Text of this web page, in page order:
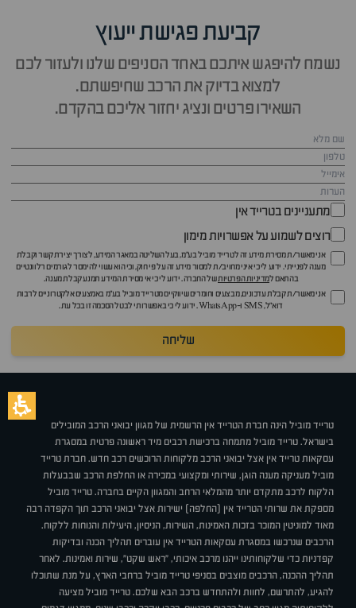
קביעת פגישת ייעוץ
נשמח להיפגש איתכם באחד הסניפים שלנו ולעזור לכם
למצוא בדיוק את הרכב שחיפשתם.
השאירו פרטים ונציג יחזור אליכם בהקדם.
מתעניינים בטרייד אין
רוצים לשמוע על אפשרויות מימון
אני מאשר/ת מסירת מידע זה לטרייד מוביל בע"מ, בעל השליטה במאגר המידע, לצורך יצירת קשר וקבלת
מענה לפנייתי. ידוע לי כי איני מחויב/ת למסור מידע זה על פי חוק, וכי הוא עשוי להימסר לגורמים רלוונטיים
בהתאם למדיניות הפרטיותשל החברה. ידוע לי כי אי מסירת המידע תמנע קבלת מענה.
אני מאשר/ת קבלת עדכונים, מבצעים וחומרים שיווקיים מטרייד מוביל בע"מ באמצעים אלקטרוניים לרבות
דוא״ל, SMS ו-WhatsApp. ידוע לי כי באפשרותי לבטל הסכמה זו בכל עת.
שליחה
טרייד מוביל הינה חברת הטרייד אין הרשמית של מגוון יבואני הרכב המובילים
בישראל. טרייד מוביל מתמחה ברכישת רכבים מיד ראשונה פרטית במסגרת
עסקאות טרייד אין אצל יבואני הרכב מלקוחות הרוכשים רכב חדש. חברת טרייד
מוביל מעניקה מענה הוגן, שירותי ומקצועי במכירה או החלפת הרכב שבבעלות
הלקוח לרכב מתקדם יותר מהמלאי הרחב והמגוון הקיים בחברה. טרייד מוביל
מספקת את שרותי הטרייד אין (החלפה) ישירות אצל יבואני הרכב תוך הקפדה רבה
מאוד למוניטין המוכר בזכות האמינות, השירות, הניסיון, היעילות והנוחות ללקוח.
הרכבים שנרכשו במסגרת עסקאות הטרייד אין עוברים תהליך הכנה ובדיקות
קפדניות כדי שלקוחותינו ייהנו מרכב איכותי, "ראש שקט", שירות ואמינות. לאחר
תהליך ההכנה, הרכבים מוצבים בסניפי טרייד מוביל ברחבי הארץ, על מנת שתוכלו
להגיע, להתרשם, לחוות ולהתחדש ברכב הבא שלכם. טרייד מוביל מציעה